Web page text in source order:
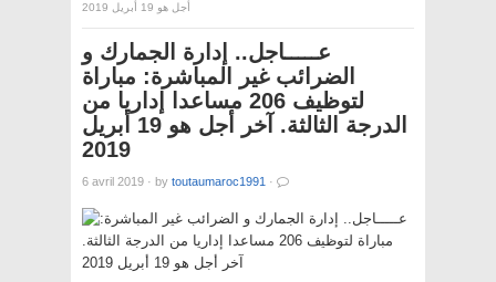
أجل هو 19 أبريل 2019
عـــــاجل.. إدارة الجمارك و
الضرائب غير المباشرة: مباراة
لتوظيف 206 مساعدا إداريا من
الدرجة الثالثة. آخر أجل هو 19 أبريل
2019
6 avril 2019 · by toutaumaroc1991 ·